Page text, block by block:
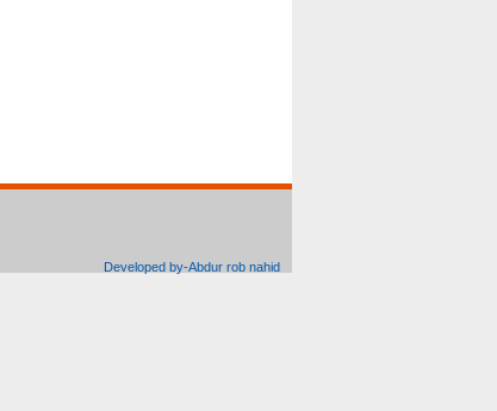
Developed by-Abdur rob nahid